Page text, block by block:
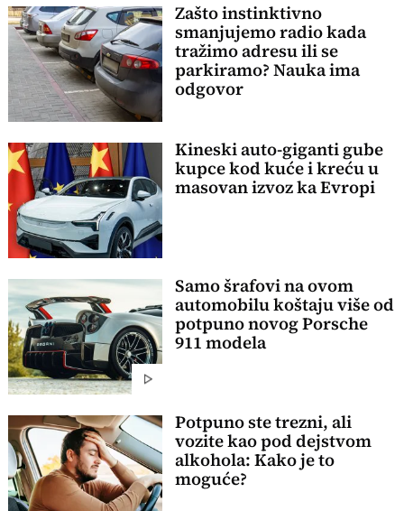
Zašto instinktivno
smanjujemo radio kada
tražimo adresu ili se
parkiramo? Nauka ima
odgovor
Kineski auto-giganti gube
kupce kod kuće i kreću u
masovan izvoz ka Evropi
Samo šrafovi na ovom
automobilu koštaju više od
potpuno novog Porsche
911 modela
Potpuno ste trezni, ali
vozite kao pod dejstvom
alkohola: Kako je to
moguće?